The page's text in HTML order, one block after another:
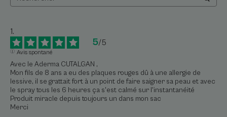
5/5
Avis spontané
Avec le Aderma CUTALGAN ,
Mon fils de 8 ans a eu des plaques rouges dû à une allergie de
lessive, il se grattait fort à un point de faire saigner sa peau et avec
le spray tous les 6 heures ça s'est calmé sur l'instantanéité
Produit miracle depuis toujours un dans mon sac
Merci